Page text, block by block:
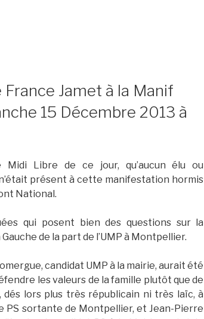
Jamet à la Manif
15 Décembre 2013 à
Libre de ce jour, qu’aucun élu ou
présent à cette manifestation hormis
National.
qui posent bien des questions sur la
de la part de l’UMP à Montpellier.
candidat UMP à la mairie, aurait été
les valeurs de la famille plutôt que de
lors plus très républicain ni très laïc, à
PS sortante de Montpellier, et Jean-Pierre